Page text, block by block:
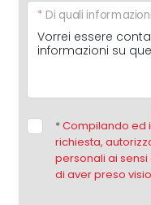
* Di quali
*Compilando ed
richiesta,
personali ai
di aver preso